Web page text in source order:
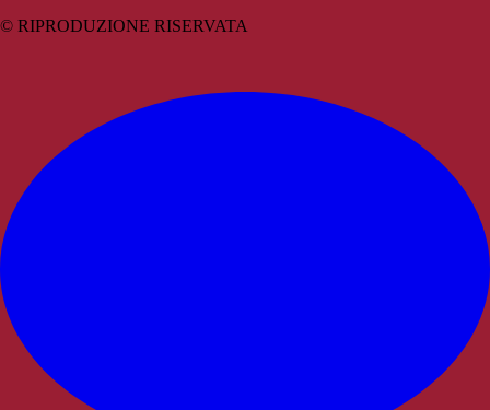
© RIPRODUZIONE RISERVATA